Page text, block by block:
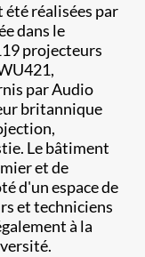
réalisées par
dans le
projecteurs
par Audio
britannique
Le bâtiment
et de
d'un espace de
et techniciens
à la